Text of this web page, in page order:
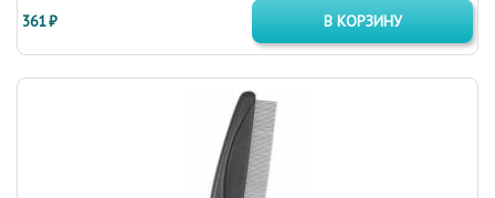
361 ₽
В КОРЗИНУ